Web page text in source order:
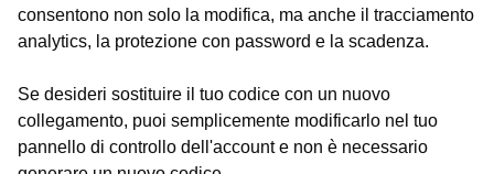
consentono non solo la modifica, ma anche il tracciamento
analytics, la protezione con password e la scadenza.
Se desideri sostituire il tuo codice con un nuovo
collegamento, puoi semplicemente modificarlo nel tuo
pannello di controllo dell'account e non è necessario